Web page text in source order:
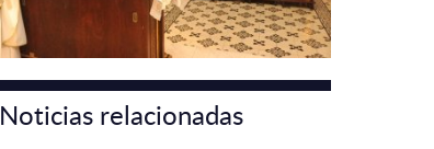
Noticias relacionadas